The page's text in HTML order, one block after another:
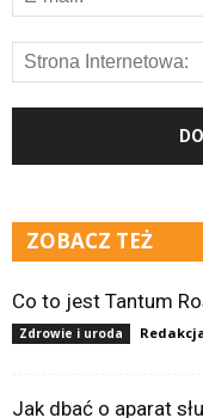
ZOBACZ TEŻ
Co to jest Tantum
Zdrowie i uroda
Jak dbać o aparat